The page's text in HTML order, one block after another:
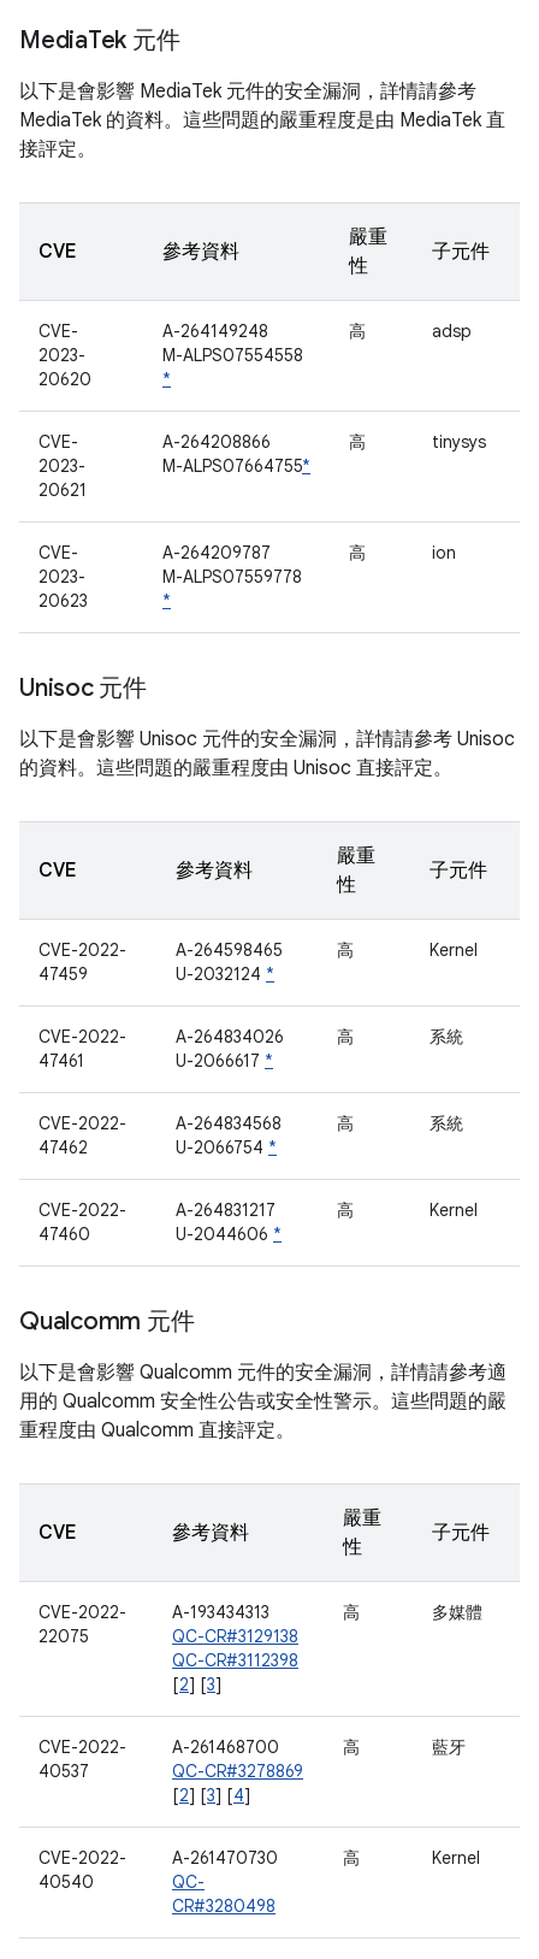
MediaTek 元件
以下是會影響 MediaTek 元件的安全漏洞，詳情請參考
MediaTek 的資料。這些問題的嚴重程度是由 MediaTek 直
接評定。
CVE 參考資料
嚴重
性
子元件
CVE-
2023-
20620
A-264149248
M-ALPS07554558
*
高 adsp
CVE-
2023-
20621
A-264208866
M-ALPS07664755*
高 tinysys
CVE-
2023-
20623
A-264209787
M-ALPS07559778
*
高 ion
Unisoc 元件
以下是會影響 Unisoc 元件的安全漏洞，詳情請參考 Unisoc
的資料。這些問題的嚴重程度由 Unisoc 直接評定。
CVE 參考資料
嚴重
性
子元件
CVE-2022-
47459
A-264598465
U-2032124 *
高 Kernel
CVE-2022-
47461
A-264834026
U-2066617 *
高 系統
CVE-2022-
47462
A-264834568
U-2066754 *
高 系統
CVE-2022-
47460
A-264831217
U-2044606 *
高 Kernel
Qualcomm 元件
以下是會影響 Qualcomm 元件的安全漏洞，詳情請參考適
用的 Qualcomm 安全性公告或安全性警示。這些問題的嚴
重程度由 Qualcomm 直接評定。
CVE 參考資料
嚴重
性
子元件
CVE-2022-
22075
A-193434313
QC-CR#3129138
QC-CR#3112398
[2] [3]
高 多媒體
CVE-2022-
40537
A-261468700
QC-CR#3278869
[2] [3] [4]
高 藍牙
CVE-2022-
40540
A-261470730
QC-
CR#3280498
高 Kernel